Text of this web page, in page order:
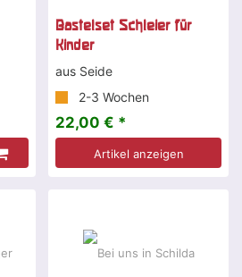
Bastelset Schleier für
Kinder
aus Seide
2-3 Wochen
22,00 € *
Artikel anzeigen